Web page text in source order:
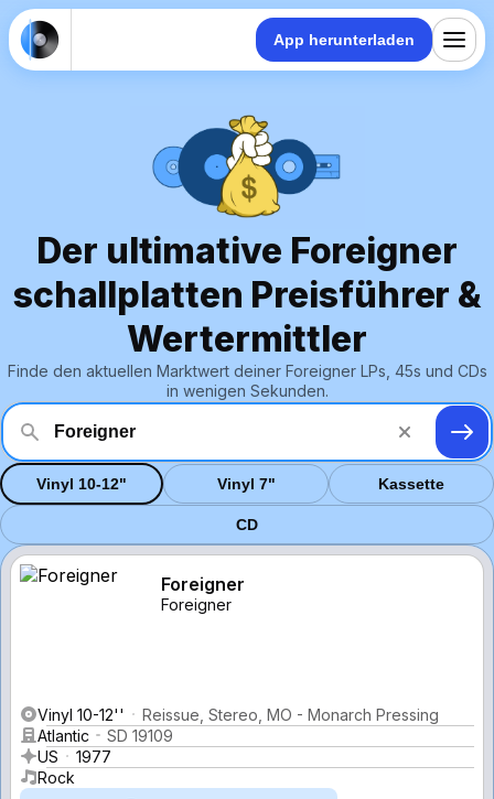
App herunterladen
Der ultimative Foreigner
schallplatten Preisführer &
Wertermittler
Finde den aktuellen Marktwert deiner Foreigner LPs, 45s und CDs
in wenigen Sekunden.
Vinyl 10-12" Vinyl 7" Kassette
CD
Foreigner
Foreigner
Vinyl 10-12''
Reissue, Stereo, MO - Monarch Pressing
Atlantic
SD 19109
US
1977
Rock